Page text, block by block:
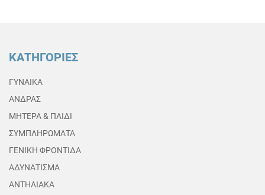
ΚΑΤΗΓΟΡΙΕΣ
ΓΥΝΑΙΚΑ
ΑΝΔΡΑΣ
ΜΗΤΕΡΑ & ΠΑΙΔΙ
ΣΥΜΠΛΗΡΩΜΑΤΑ
ΓΕΝΙΚΗ ΦΡΟΝΤΙΔΑ
ΑΔΥΝΑΤΙΣΜΑ
ΑΝΤΗΛΙΑΚΑ